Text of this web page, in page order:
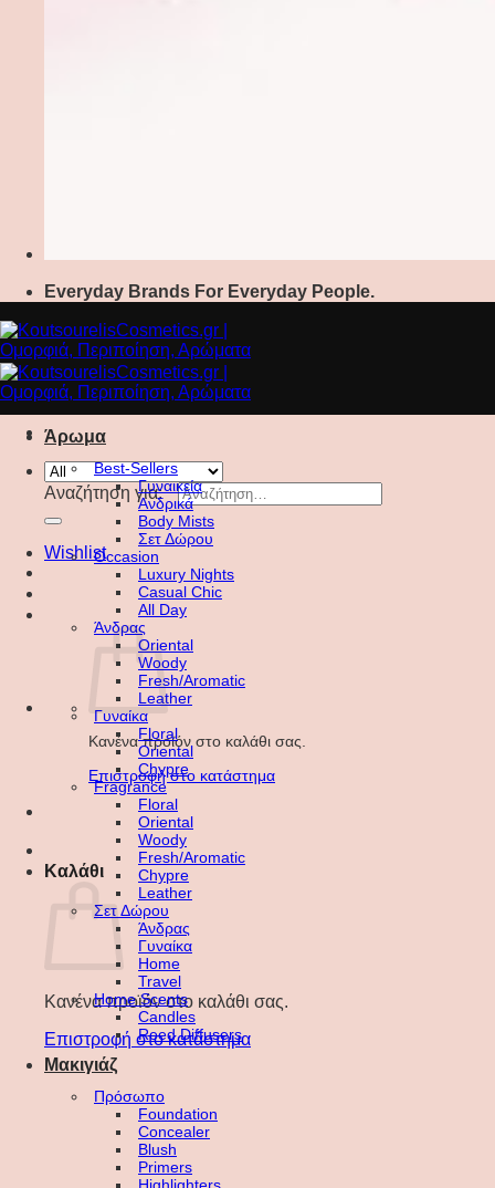
Everyday Brands For Everyday People.
Αναζήτηση για:
Wishlist
Κανένα προϊόν στο καλάθι σας.
Επιστροφή στο κατάστημα
Καλάθι
Κανένα προϊόν στο καλάθι σας.
Επιστροφή στο κατάστημα
Άρωμα
Best-Sellers
Γυναικεία
Ανδρικά
Body Mists
Σετ Δώρου
Occasion
Luxury Nights
Casual Chic
All Day
Άνδρας
Oriental
Woody
Fresh/Aromatic
Leather
Γυναίκα
Floral
Oriental
Chypre
Fragrance
Floral
Oriental
Woody
Fresh/Aromatic
Chypre
Leather
Σετ Δώρου
Άνδρας
Γυναίκα
Home
Travel
Home Scents
Candles
Reed Diffusers
Μακιγιάζ
Πρόσωπο
Foundation
Concealer
Blush
Primers